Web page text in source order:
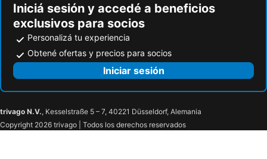
Iniciá sesión y accedé a beneficios
exclusivos para socios
Personalizá tu experiencia
Obtené ofertas y precios para socios
Iniciar sesión
trivago N.V., Kesselstraße 5 – 7, 40221 Düsseldorf, Alemania
Copyright 2026 trivago | Todos los derechos reservados